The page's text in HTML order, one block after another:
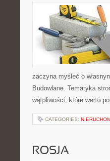
zaczyna myśleć o
Budowlane. Tematyka
wątpliwości, które warto
CATEGORIES:
ROSJA